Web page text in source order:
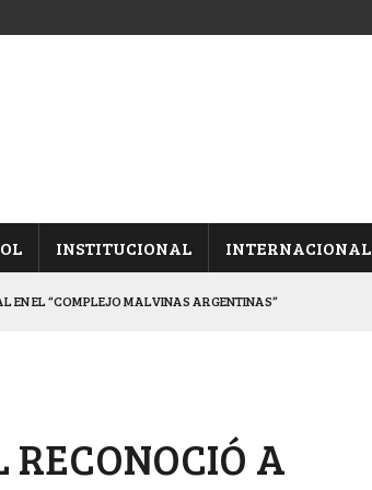
INSTITUCIONAL INTERNACIONAL
EN EL “COMPLEJO MALVINAS ARGENTINAS”
EN PAMPA
RECONOCIÓ A